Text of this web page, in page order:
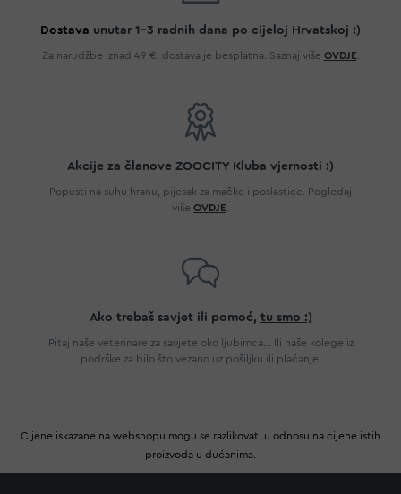
Dostava unutar 1-3 radnih dana po cijeloj Hrvatskoj :)
Za narudžbe iznad 49 €, dostava je besplatna. Saznaj više OVDJE
Akcije za članove ZOOCITY Kluba vjernosti :)
Popusti na suhu hranu, pijesak za mačke i poslastice. Pogledaj
više OVDJE
Ako trebaš savjet ili pomoć, tu smo :)
Pitaj naše veterinare za savjete oko ljubimca... Ili naše kolege iz
podrške za bilo što vezano uz pošiljku ili plaćanje.
Cijene iskazane na webshopu mogu se razlikovati u odnosu na cijene istih
proizvoda u dućanima.